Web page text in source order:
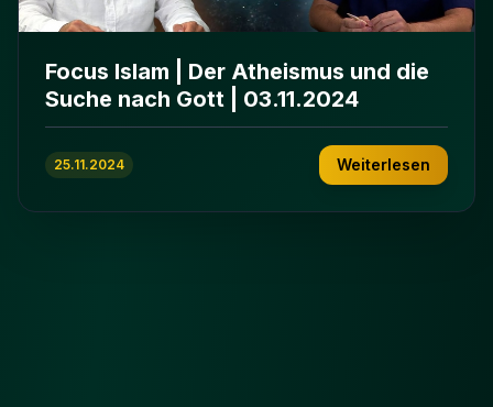
Focus Islam | Der Atheismus und die
Suche nach Gott | 03.11.2024
25.11.2024 Weiterlesen